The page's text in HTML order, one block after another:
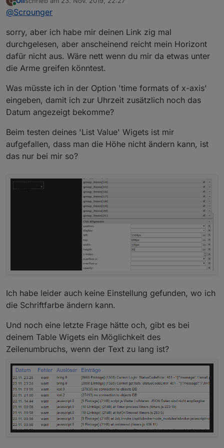
Diagramm?
Nee das geht nicht, kann man aber sicher leicht
einbauen - ich schau mal. Am besten wäre wenn
du dazu ein Issue auf git anlegest, damit wir es
nicht vergessen.
Wie kann ich mir zu der Uhrzeit noch das
Datum in der X-Achse anzeigen lassen?
Du kannst über die Option 'time formats of x-axis'
in der Doku entsprechend beschrieben:
https://github.com/Scrounger/ioBroker.vis-
materialdesign#line-history-chart
Wie kann ich die Messeinheit in der Y-
Achse anzeigen lassen?
Ist noch nicht implementiert. Hier das gleiche wie
oben, bitte ein issue auf github erstellen.
Onlinezuletzt editiert von
@Scrounger
sorry, aber ich habe mir deinen Link zig mal
durchgelesen, aber anscheinend reicht mein Horizont
dafür nicht aus. Wäre nett wenn du mir da etwas unter
die Arme greifen könntest.
Was müsste ich in der Option 'time formats of x-axis'
eingeben, damit ich zur Uhrzeit zusätzlich noch das
Datum angezeigt bekomme?
Beim testen deines 'List Value' Wigets ist mir
aufgefallen, dass man die Höhe nicht ändern kann, ist
das nur bei mir so?
Ich habe leider auch keine Einstellung gefunden, wo ich
die Schriftfarbe ändern kann.
Und noch eine letzte Frage hätte och, gibt es bei
deinem Table Wigets ein Möglichkeit des
Zeilenumbruchs, wenn der Text zu lang ist?